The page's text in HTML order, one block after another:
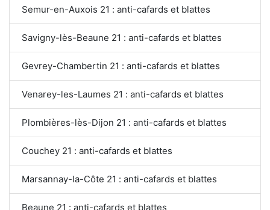
Semur-en-Auxois 21 : anti-cafards et blattes
Savigny-lès-Beaune 21 : anti-cafards et blattes
Gevrey-Chambertin 21 : anti-cafards et blattes
Venarey-les-Laumes 21 : anti-cafards et blattes
Plombières-lès-Dijon 21 : anti-cafards et blattes
Couchey 21 : anti-cafards et blattes
Marsannay-la-Côte 21 : anti-cafards et blattes
Beaune 21 : anti-cafards et blattes